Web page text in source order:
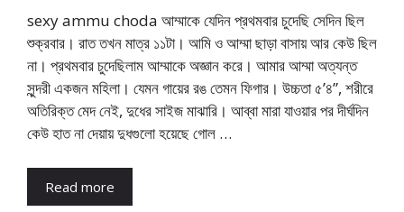
sexy ammu choda আম্মাকে যেদিন প্রথমবার চুদেছি সেদিন ছিল
শুক্রবার। রাত তখন মাত্র ১১টা। আমি ও আম্মা ছাড়া বাসায় আর কেউ ছিল
না। প্রথমবার চুদেছিলাম আম্মাকে অজ্ঞান করে। আমার আম্মা অত্যন্ত
সুন্দরী একজন মহিলা। যেমন গায়ের রঙ তেমন ফিগার। উচ্চতা ৫’৪”, শরীরে
অতিরিক্ত মেদ নেই, দুধের সাইজ মাঝারি। আব্বা মারা যাওয়ার পর দীর্ঘদিন
কেউ হাত না দেয়ায় দুধগুলো হয়েছে গোল …
Read more